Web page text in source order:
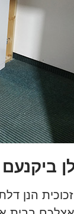
הנן